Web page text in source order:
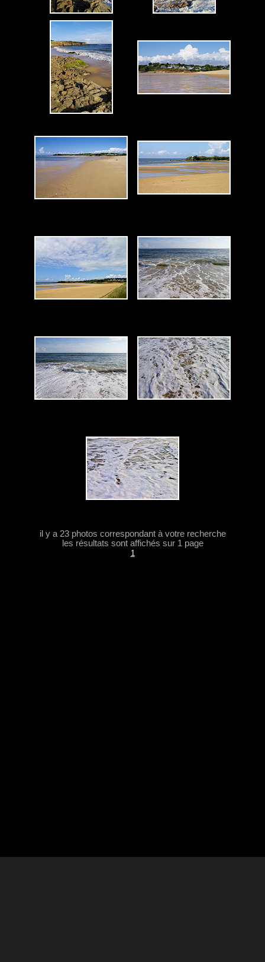
il y a 23 photos correspondant à votre recherche
les résultats sont affichés sur 1 page
1